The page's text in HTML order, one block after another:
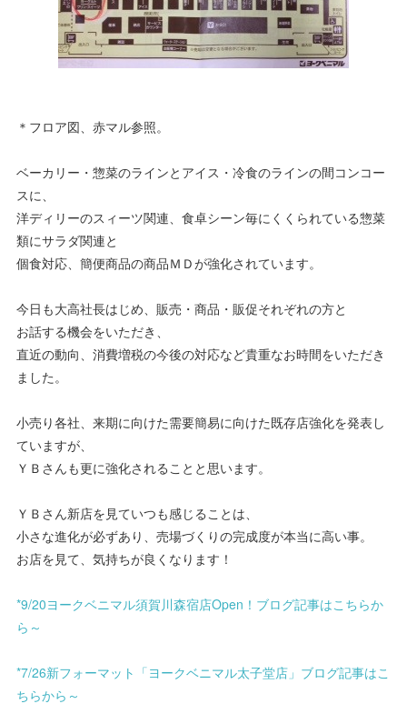
＊フロア図、赤マル参照。
ベーカリー・惣菜のラインとアイス・冷食のラインの間コンコー
スに、
洋ディリーのスィーツ関連、食卓シーン毎にくくられている惣菜
類にサラダ関連と
個食対応、簡便商品の商品ＭＤが強化されています。
今日も大高社長はじめ、販売・商品・販促それぞれの方と
お話する機会をいただき、
直近の動向、消費増税の今後の対応など貴重なお時間をいただき
ました。
小売り各社、来期に向けた需要簡易に向けた既存店強化を発表し
ていますが、
ＹＢさんも更に強化されることと思います。
ＹＢさん新店を見ていつも感じることは、
小さな進化が必ずあり、売場づくりの完成度が本当に高い事。
お店を見て、気持ちが良くなります！
*9/20ヨークベニマル須賀川森宿店Open！ブログ記事はこちらか
ら～
*7/26新フォーマット「ヨークベニマル太子堂店」ブログ記事はこ
ちらから～